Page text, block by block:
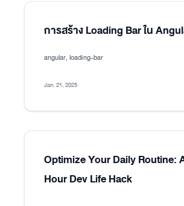
การสร้าง Loading Bar ใน
angular, loading-bar
Jan. 21, 2025
Optimize Your Daily Routine:
Hour Dev Life Hack